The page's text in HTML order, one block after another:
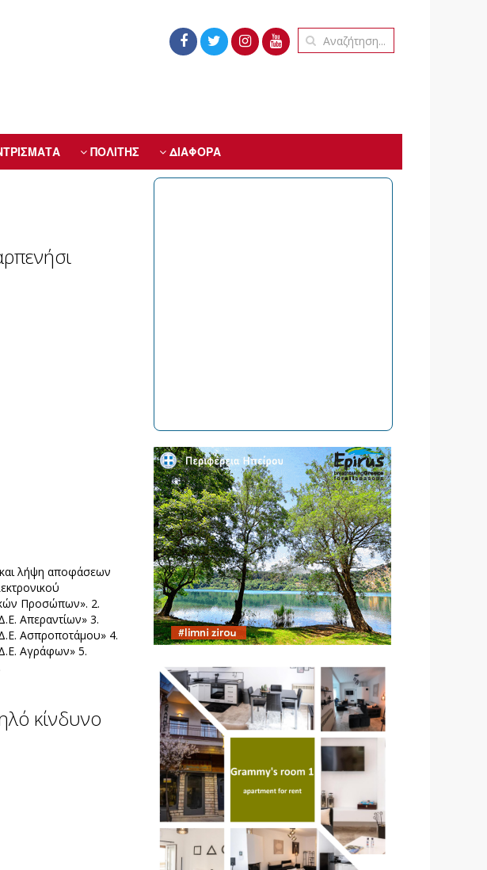
ΠΟΛΙΤΗΣ ΔΙΑΦΟΡΑ
και λήψη αποφάσεων
Προσώπων». 2.
Απεραντίων» 3.
Ασπροποτάμου» 4.
Αγράφων» 5.
κίνδυνο